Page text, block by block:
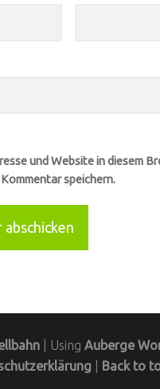
und Website in diesem
speichern.
Using Auberge
Back to